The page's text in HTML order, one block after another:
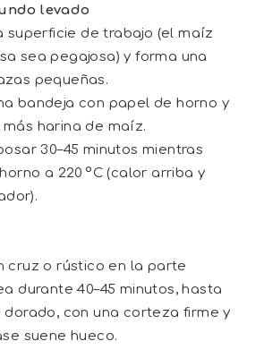
levado
superficie de trabajo (el maíz
sea pegajosa) y forma una
pequeñas.
bandeja con papel de horno y
harina de maíz.
30–45 minutos mientras
a 220 °C (calor arriba y
cruz o rústico en la parte
durante 40–45 minutos, hasta
con una corteza firme y
suene hueco.